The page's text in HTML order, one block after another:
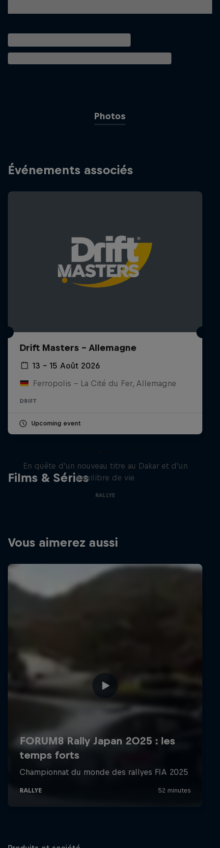
Photos
Événements associés
Drift Masters – Allemagne
13 – 15 Août 2026
Ferropolis – La Cité du Fer, Allemagne
DRIFT
Upcoming event
Films & Séries
Daniel 'Chucky' Sanders:
En quête d’un nouveau titre au Dakar et d’un
équilibre de vie
RALLYE
Vous aimerez aussi